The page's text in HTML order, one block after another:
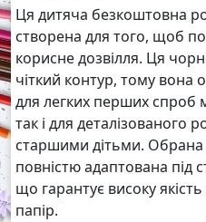
Ця дитяча безкоштовна
створена для того, щоб
корисне дозвілля. Ця
чіткий контур, тому вона
для легких перших
так і для деталізованого
старшими дітьми.
повністю адаптована під
що гарантує високу
папір.